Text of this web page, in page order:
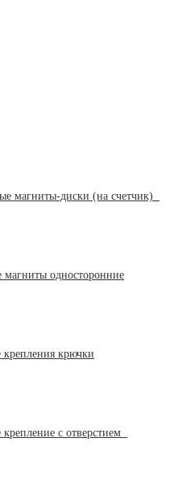
магниты-диски (на счетчик)
магниты односторонние
крючки
с отверстием